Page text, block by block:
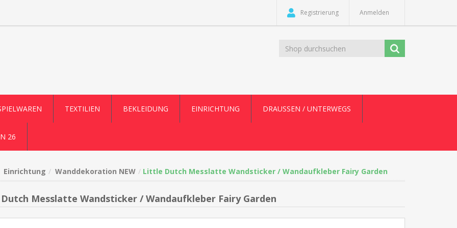
Registrierung Anmelden
TEXTILIEN BEKLEIDUNG EINRICHTUNG DRAUSSEN / UNTERWEGS
26
Einrichtung Wanddekoration NEW Little Dutch Messlatte Wandsticker / Wandaufkleber Fairy Garden
Messlatte Wandsticker / Wandaufkleber Fairy Garden